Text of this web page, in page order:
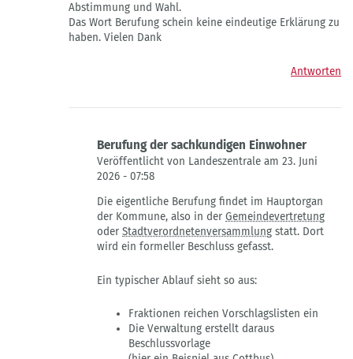
Einwohner
von
Landeszentrale
Abstimmung und Wahl.
Das Wort Berufung schein keine eindeutige Erklärung zu
haben. Vielen Dank
Antworten
Berufung der sachkundigen Einwohner
Veröffentlicht von Landeszentrale am 23. Juni
2026 - 07:58
auf
sachkundiger
Einwohner
von
Herstowski
Die eigentliche Berufung findet im Hauptorgan
der Kommune, also in der Gemeindevertretung
oder Stadtverordnetenversammlung statt. Dort
wird ein formeller Beschluss gefasst.
Ein typischer Ablauf sieht so aus:
Fraktionen reichen Vorschlagslisten ein
Die Verwaltung erstellt daraus
Beschlussvorlage